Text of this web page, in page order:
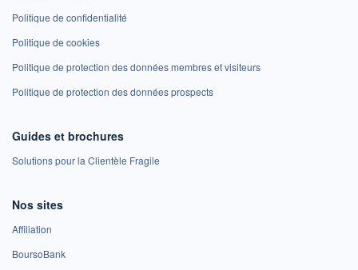
Politique de confidentialité
Politique de cookies
Politique de protection des données membres et visiteurs
Politique de protection des données prospects
Guides et brochures
Solutions pour la Clientèle Fragile
Nos sites
Affiliation
BoursoBank